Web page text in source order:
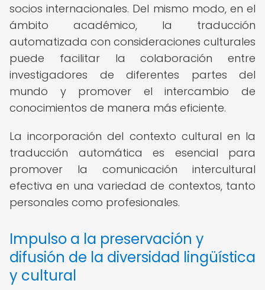
socios internacionales. Del mismo modo, en el
ámbito académico, la traducción
automatizada con consideraciones culturales
puede facilitar la colaboración entre
investigadores de diferentes partes del
mundo y promover el intercambio de
conocimientos de manera más eficiente.
La incorporación del contexto cultural en la
traducción automática es esencial para
promover la comunicación intercultural
efectiva en una variedad de contextos, tanto
personales como profesionales.
Impulso a la preservación y
difusión de la diversidad lingüística
y cultural